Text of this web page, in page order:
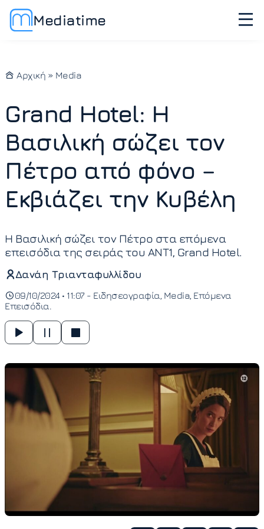
Mediatime
Αρχική » Media
Grand Hotel: Η
Βασιλική σώζει τον
Πέτρο από φόνο –
Εκβιάζει την Κυβέλη
Η Βασιλική σώζει τον Πέτρο στα επόμενα
επεισόδια της σειράς του ΑΝΤ1, Grand Hotel.
Δανάη Τριανταφυλλίδου
09/10/2024 • 11:07 - Ειδησεογραφία Media Επόμενα
Επεισόδια